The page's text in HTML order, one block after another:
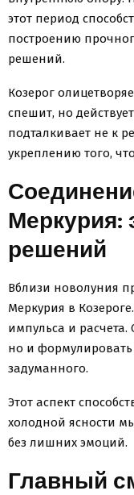
этот период
построению
решений.
Козерог
спешит, но
подталкивает не к
укреплению того,
Меркурия:
решений
Вблизи новолуния
Меркурия в
импульса и
но и
задуманного.
Этот аспект
холодной ясности
без лишних эмоций.
Главный